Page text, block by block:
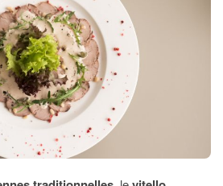
Choisir
Votre
Viande
Et
Réussir
Les
Accompagnements